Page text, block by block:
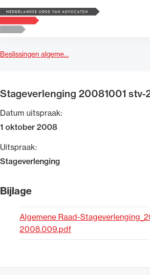
Logo, to the homepage
Beslissingen algeme…
Stageverlenging 20081001
Datum uitspraak:
1 oktober 2008
Uitspraak:
Stageverlenging
Bijlage
Algemene Raad-
2008.009.pdf
Zoeken
Zoek op trefwoord
Uitgelicht